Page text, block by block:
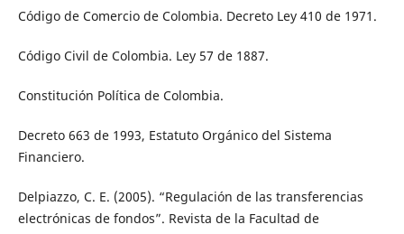
Código de Comercio de Colombia. Decreto Ley 410 de 1971.
Código Civil de Colombia. Ley 57 de 1887.
Constitución Política de Colombia.
Decreto 663 de 1993, Estatuto Orgánico del Sistema
Financiero.
Delpiazzo, C. E. (2005). “Regulación de las transferencias
electrónicas de fondos”. Revista de la Facultad de